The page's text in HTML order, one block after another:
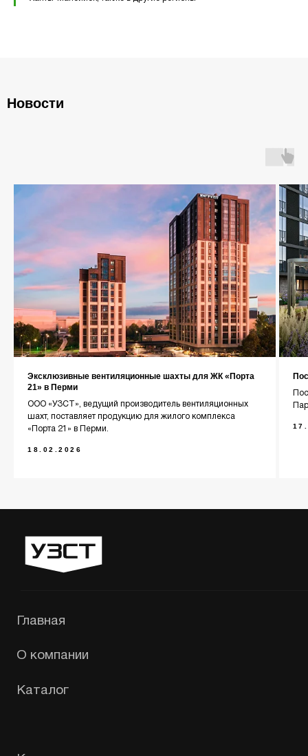
Новости
Эксклюзивные вентиляционные шахты для ЖК «Порта
21» в Перми
ООО «УЗСТ», ведущий производитель вентиляционных
шахт, поставляет продукцию для жилого комплекса
«Порта 21» в Перми.
18.02.2026
Политика конфиденциальности
Екатеринбург, Гурзуфская 44
+7 (343) 227-22-20
info@1uzst.ru
Контакты
Каталог